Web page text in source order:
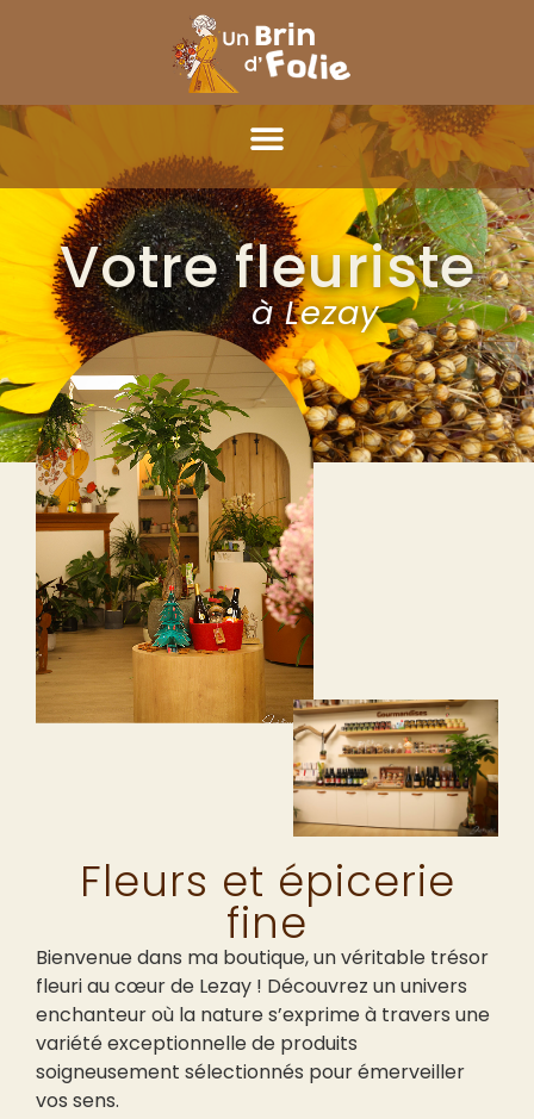
Votre fleuriste
à Lezay
Fleurs et épicerie
fine
Bienvenue dans ma boutique, un véritable trésor
fleuri au cœur de Lezay ! Découvrez un univers
enchanteur où la nature s’exprime à travers une
variété exceptionnelle de produits
soigneusement sélectionnés pour émerveiller
vos sens.